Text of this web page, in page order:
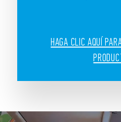
HAGA CLIC AQUÍ